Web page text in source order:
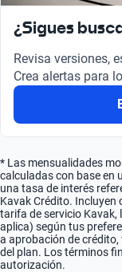
¿Sigues
Revisa versiones,
Crea alertas para
* Las mensualidades
calculadas con base en
una tasa de interés
Kavak Crédito. Incluyen
tarifa de servicio Kavak,
aplica) según tus
a aprobación de
del plan. Los términos
autorización.